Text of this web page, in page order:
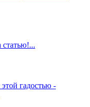
статью!...
гадостью -